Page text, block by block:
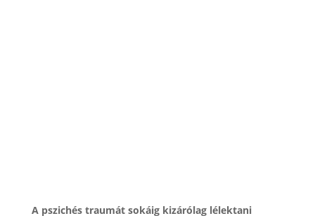
A pszichés traumát sokáig kizárólag lélektani